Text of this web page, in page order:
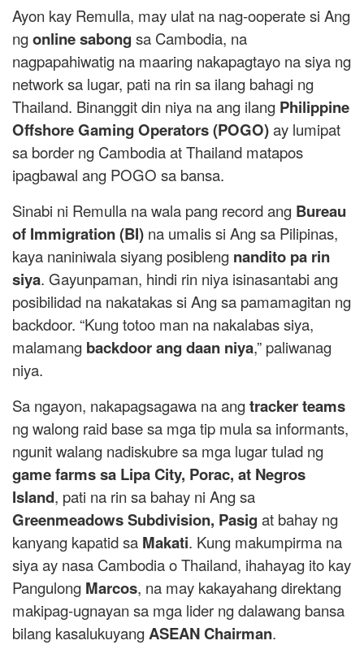
Ayon kay Remulla, may ulat na nag-ooperate si Ang
ngonline sabong sa Cambodia, na
nagpapahiwatig na maaring nakapagtayo na siya ng
network sa lugar, pati na rin sa ilang bahagi ng
Thailand. Binanggit din niya na ang ilang Philippine
Offshore Gaming Operators (POGO)ay lumipat
sa border ng Cambodia at Thailand matapos
ipagbawal ang POGO sa bansa.
Sinabi ni Remulla na wala pang record ang Bureau
of Immigration (BI) na umalis si Ang sa Pilipinas,
kaya naniniwala siyang posibleng nandito pa rin
siya. Gayunpaman, hindi rin niya isinasantabi ang
posibilidad na nakatakas si Ang sa pamamagitan ng
backdoor. “Kung totoo man na nakalabas siya,
malamang backdoor ang daan niya,” paliwanag
niya.
Sa ngayon, nakapagsagawa na angtracker teams
ng walong raid base sa mga tip mula sa informants,
ngunit walang nadiskubre sa mga lugar tulad ng
game farms sa Lipa City, Porac, at Negros
Island, pati na rin sa bahay ni Ang sa
Greenmeadows Subdivision, Pasig at bahay ng
kanyang kapatid sa Makati. Kung makumpirma na
siya ay nasa Cambodia o Thailand, ihahayag ito kay
Pangulong Marcos, na may kakayahang direktang
makipag-ugnayan sa mga lider ng dalawang bansa
bilang kasalukuyangASEAN Chairman.